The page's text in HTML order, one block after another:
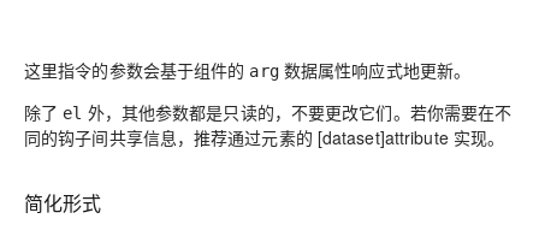
这里指令的参数会基于组件的 arg数据属性响应式地更新。
除了 el 外，其他参数都是只读的，不要更改它们。若你需要在不
同的钩子间共享信息，推荐通过元素的 [dataset]attribute 实现。
简化形式